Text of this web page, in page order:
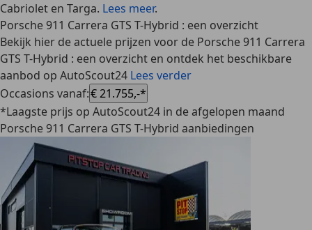
Cabriolet en Targa. Lees meer.
Porsche 911 Carrera GTS T-Hybrid : een overzicht
Bekijk hier de actuele prijzen voor de Porsche 911 Carrera
GTS T-Hybrid : een overzicht en ontdek het beschikbare
aanbod op AutoScout24 Lees verder
Occasions vanaf:€ 21.755,-*
*Laagste prijs op AutoScout24 in de afgelopen maand
Porsche 911 Carrera GTS T-Hybrid aanbiedingen